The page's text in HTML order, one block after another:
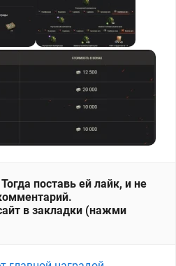
поставь ей лайк, и не
в закладки (нажми